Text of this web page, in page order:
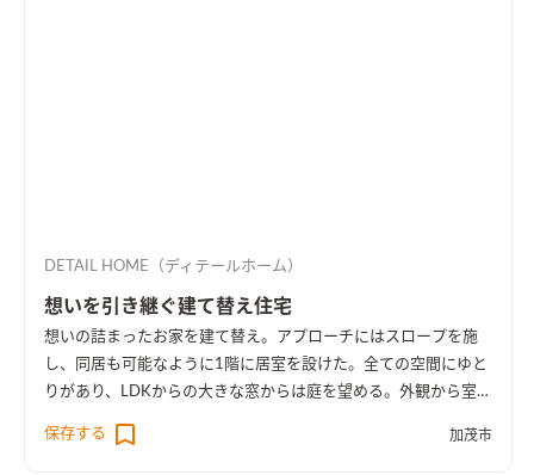
DETAIL HOME（ディテールホーム）
想いを引き継ぐ建て替え住宅
想いの詰まったお家を建て替え。アプローチにはスロープを施
し、同居も可能なように1階に居室を設けた。全ての空間にゆと
りがあり、LDKからの大きな窓からは庭を望める。外観から室内
保存する
加茂市